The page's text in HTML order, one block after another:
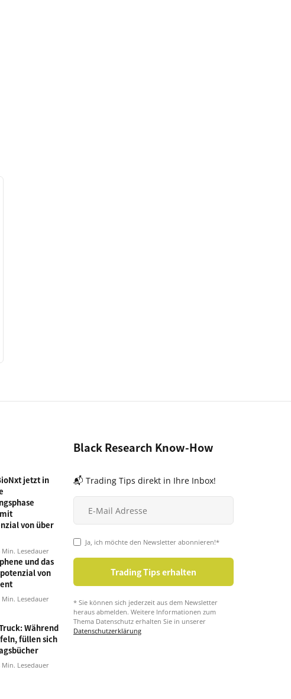
jetzt in
von über
Min. Lesedauer
und das
von
Min. Lesedauer
Während
füllen sich
Min. Lesedauer
Black Research Know-How
📬 Trading Tips direkt in Ihre Inbox!
Ja, ich möchte den Newsletter abonnieren!*
* Sie können sich jederzeit aus dem Newsletter
heraus abmelden. Weitere Informationen zum
Thema Datenschutz erhalten Sie in unserer
Datenschutzerklärung